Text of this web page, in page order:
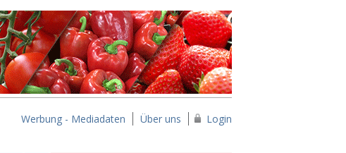
Werbung - Mediadaten Über uns Login